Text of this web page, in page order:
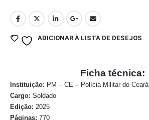
ADICIONAR À LISTA DE DESEJOS
Ficha técnica:
Instituição: PM – CE – Polícia Militar do Ceará
Cargo: Soldado
Edição: 2025
Páginas: 770